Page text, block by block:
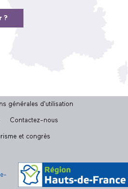
?
générales d'utilisation
Contactez-nous
et congrès